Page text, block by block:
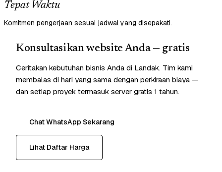
Tepat Waktu
Komitmen pengerjaan sesuai jadwal yang disepakati.
Konsultasikan website Anda — gratis
Ceritakan kebutuhan bisnis Anda di Landak. Tim kami
membalas di hari yang sama dengan perkiraan biaya —
dan setiap proyek termasuk server gratis 1 tahun.
Chat WhatsApp Sekarang
Lihat Daftar Harga